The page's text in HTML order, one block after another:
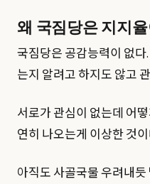
왜 국짐당은 지지
국짐당은 공감능력이 없
는지 알려고 하지도 않고
서로가 관심이 없는데 어
연히 나오는게 이상한 것
아직도 사골국물 우려내